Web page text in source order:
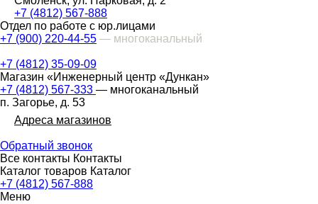
+7 (4812) 567-888
Отдел по работе с юр.лицами
+7 (900) 220-44-55 — многоканальный
+7 (4812) 35-09-09
Магазин «Инженерный центр «Дункан»
+7 (4812) 567-333 — многоканальный
п. Загорье, д. 53
Адреса магазинов
Обратный звонок
Все контакты Контакты
Каталог товаров Каталог
+7 (4812) 567-888
Меню